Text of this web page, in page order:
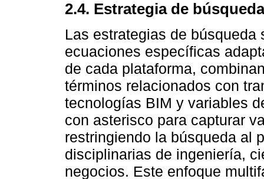
2.4. Estrategia de búsqueda
Las estrategias de
ecuaciones específicas
de cada plataforma,
términos relacionados con
tecnologías BIM y variables
con asterisco para capturar
restringiendo la búsqueda al
disciplinarias de ingeniería,
negocios. Este enfoque